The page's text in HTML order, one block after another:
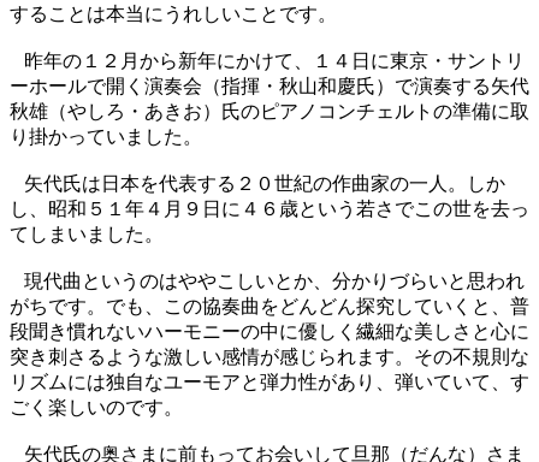
することは本当にうれしいことです。
昨年の１２月から新年にかけて、１４日に東京・サントリ
ーホールで開く演奏会（指揮・秋山和慶氏）で演奏する矢代
秋雄（やしろ・あきお）氏のピアノコンチェルトの準備に取
り掛かっていました。
矢代氏は日本を代表する２０世紀の作曲家の一人。しか
し、昭和５１年４月９日に４６歳という若さでこの世を去っ
てしまいました。
現代曲というのはややこしいとか、分かりづらいと思われ
がちです。でも、この協奏曲をどんどん探究していくと、普
段聞き慣れないハーモニーの中に優しく繊細な美しさと心に
突き刺さるような激しい感情が感じられます。その不規則な
リズムには独自なユーモアと弾力性があり、弾いていて、す
ごく楽しいのです。
矢代氏の奥さまに前もってお会いして旦那（だんな）さま